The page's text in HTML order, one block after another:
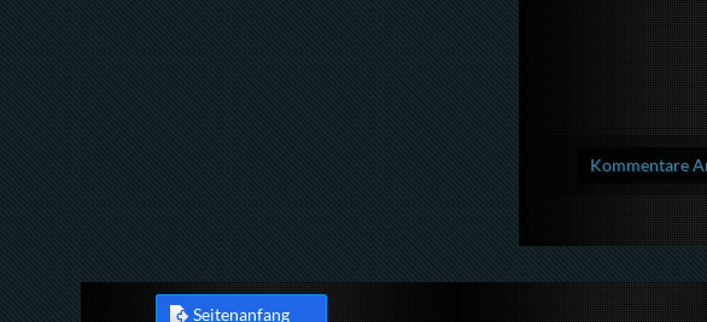
Kommentare
Seitenanfang